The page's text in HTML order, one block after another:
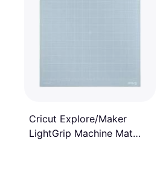
Cricut Explore/Maker
LightGrip Machine Mat